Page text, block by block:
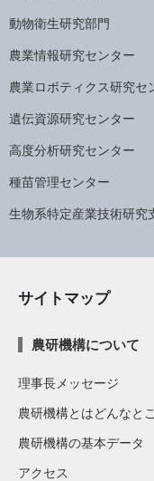
動物衛生研究部門
農業情報研究センター
農業ロボティクス研究セ
遺伝資源研究センター
高度分析研究センター
種苗管理センター
生物系特定産業技術研究
サイトマップ
農研機構について
理事長メッセージ
農研機構とはどんなと
農研機構の基本データ
アクセス